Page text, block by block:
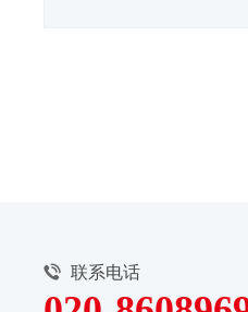
联系电话